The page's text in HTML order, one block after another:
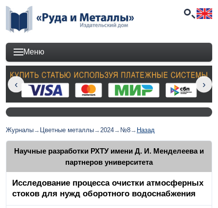
Меню
Журналы→ Цветные металлы→2024→ №8→ Назад
Научные разработки РХТУ имени Д. И. Менделеева и
партнеров университета
Исследование процесса очистки атмосферных
стоков для нужд оборотного водоснабжения